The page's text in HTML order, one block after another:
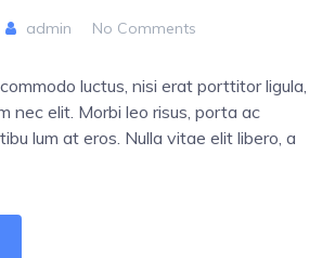
admin No Comments
luctus, nisi erat porttitor ligula,
nec elit. Morbi leo risus, porta ac
lum at eros. Nulla vitae elit libero, a